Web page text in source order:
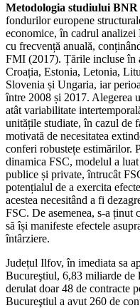
Metodologia studiului BNR
fondurilor europene
economice, în cadrul analizei
cu frecvență anuală,
FMI (2017). Țările incluse în
Croația, Estonia, Letonia,
Slovenia și Ungaria, iar
între 2008 și 2017. Alegerea
atât variabilitate
unitățile studiate, în cazul de
motivată de necesitatea
conferi robustețe estimărilor.
dinamica FSC, modelul a
publice și private, întrucât
potențialul de a exercita
acestea necesitând a fi
FSC. De asemenea, s-a ținut
să își manifeste efectele
întârziere.
Județul Ilfov, în imediata sa
Bucureştiul, 6,83 miliarde de
derulat doar 48 de contracte
Bucureştiul a avut 260 de